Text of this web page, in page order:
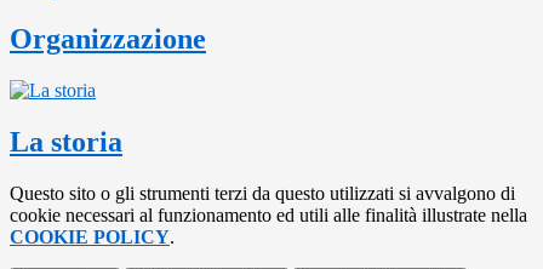
Organizzazione
La storia
Questo sito o gli strumenti terzi da questo utilizzati si avvalgono di
cookie necessari al funzionamento ed utili alle finalità illustrate nella
COOKIE POLICY.